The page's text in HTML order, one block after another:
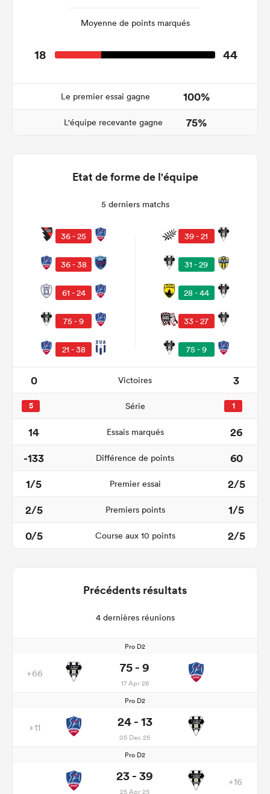
Moyenne de points marqués
18 44
Le premier essai gagne 100%
L'équipe recevante gagne 75%
Etat de forme de l'équipe
5 derniers matchs
36 - 25
36 - 38
61 - 24
75 - 9
21 - 38
39 - 21
31 - 29
28 - 44
33 - 27
75 - 9
0 Victoires 3
5 Série 1
14 Essais marqués
26
-133
Différence de points
60
1/5
Premier essai
2/5
2/5
Premiers points
1/5
0/5
Course aux 10 points 2/5
Précédents résultats
4 dernières réunions
Pro D2
+66 75 - 9
17 Apr 26
Pro D2
+11 24 - 13
05 Dec 25
Pro D2
23 - 39
25 Apr 25
+16